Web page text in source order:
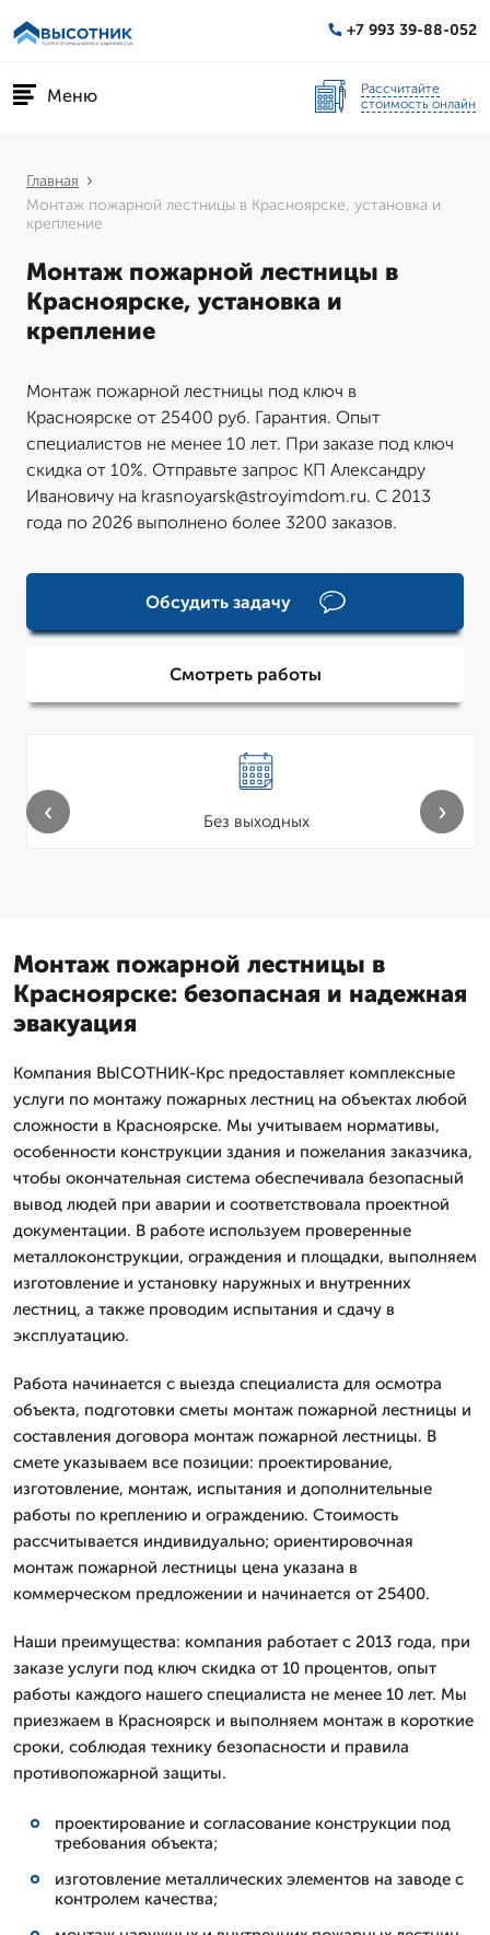
+7 993 39-88-052
Меню
Рассчитайте
стоимость онлайн
Главная
Монтаж пожарной лестницы в Красноярске, установка и
крепление
Монтаж пожарной лестницы в
Красноярске, установка и
крепление
Монтаж пожарной лестницы под ключ в
Красноярске от 25400 руб. Гарантия. Опыт
специалистов не менее 10 лет. При заказе под ключ
скидка от 10%. Отправьте запрос КП Александру
Ивановичу на krasnoyarsk@stroyimdom.ru. С 2013
года по 2026 выполнено более 3200 заказов.
Обсудить задачу
Смотреть работы
Без выходных
‹ ›
Монтаж пожарной лестницы в
Красноярске: безопасная и надежная
эвакуация
Компания ВЫСОТНИК-Крс предоставляет комплексные
услуги по монтажу пожарных лестниц на объектах любой
сложности в Красноярске. Мы учитываем нормативы,
особенности конструкции здания и пожелания заказчика,
чтобы окончательная система обеспечивала безопасный
вывод людей при аварии и соответствовала проектной
документации. В работе используем проверенные
металлоконструкции, ограждения и площадки, выполняем
изготовление и установку наружных и внутренних
лестниц, а также проводим испытания и сдачу в
эксплуатацию.
Работа начинается с выезда специалиста для осмотра
объекта, подготовки сметы монтаж пожарной лестницы и
составления договора монтаж пожарной лестницы. В
смете указываем все позиции: проектирование,
изготовление, монтаж, испытания и дополнительные
работы по креплению и ограждению. Стоимость
рассчитывается индивидуально; ориентировочная
монтаж пожарной лестницы цена указана в
коммерческом предложении и начинается от 25400.
Наши преимущества: компания работает с 2013 года, при
заказе услуги под ключ скидка от 10 процентов, опыт
работы каждого нашего специалиста не менее 10 лет. Мы
приезжаем в Красноярск и выполняем монтаж в короткие
сроки, соблюдая технику безопасности и правила
противопожарной защиты.
проектирование и согласование конструкции под
требования объекта;
изготовление металлических элементов на заводе с
контролем качества;